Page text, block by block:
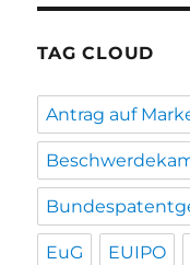
TAG CLOUD
Antrag auf
EuG EUIPO